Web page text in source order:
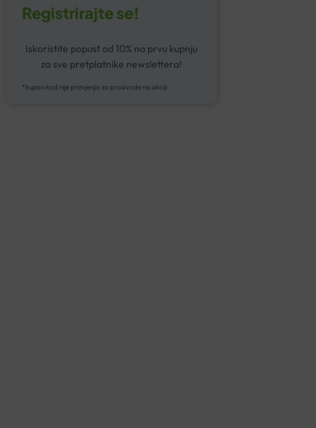
Registrirajte se!
Iskoristite popust od 10% na prvu kupnju
za sve pretplatnike newslettera!
*kupon kod nije primjenjiv za proizvode na akciji